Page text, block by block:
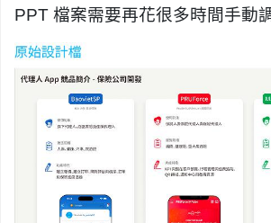
PPT 檔案需要再花很多時間手動